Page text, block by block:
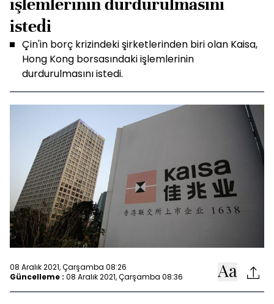
işlemlerinin durdurulmasını
istedi
Çin'in borç krizindeki şirketlerinden biri olan Kaisa,
Hong Kong borsasındaki işlemlerinin
durdurulmasını istedi.
08 Aralık 2021, Çarşamba 08:26
Güncelleme : 08 Aralık 2021, Çarşamba 08:36